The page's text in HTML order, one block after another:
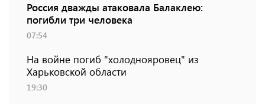
Россия дважды атаковала Балаклею:
погибли три человека
07:54
На войне погиб "холоднояровец" из
Харьковской области
19:30